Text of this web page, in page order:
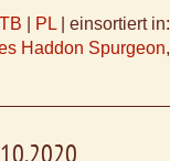
TB PL
einsortiert in:
Haddon Spurgeon,